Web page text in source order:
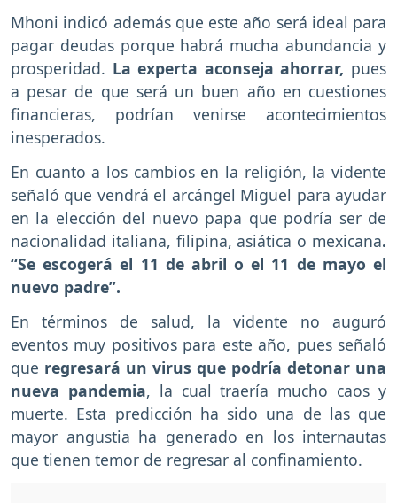
Mhoni indicó además que este año será ideal para
pagar deudas porque habrá mucha abundancia y
prosperidad. La experta aconseja ahorrar, pues
a pesar de que será un buen año en cuestiones
financieras, podrían venirse acontecimientos
inesperados.
En cuanto a los cambios en la religión, la vidente
señaló que vendrá el arcángel Miguel para ayudar
en la elección del nuevo papa que podría ser de
nacionalidad italiana, filipina, asiática o mexicana.
“Se escogerá el 11 de abril o el 11 de mayo el
nuevo padre”.
En términos de salud, la vidente no auguró
eventos muy positivos para este año, pues señaló
que regresará un virus que podría detonar una
nueva pandemia, la cual traería mucho caos y
muerte. Esta predicción ha sido una de las que
mayor angustia ha generado en los internautas
que tienen temor de regresar al confinamiento.